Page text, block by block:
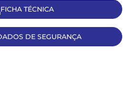
FICHA TÉCNICA
DE SEGURANÇA